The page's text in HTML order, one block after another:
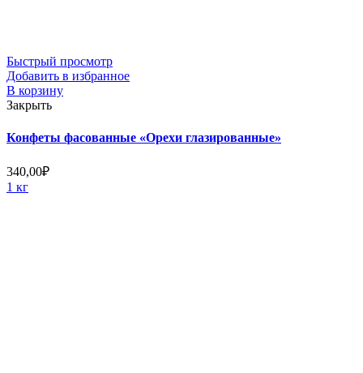
Быстрый просмотр
Добавить в избранное
В корзину
Закрыть
Конфеты фасованные «Орехи глазированные»
340,00₽
1 кг